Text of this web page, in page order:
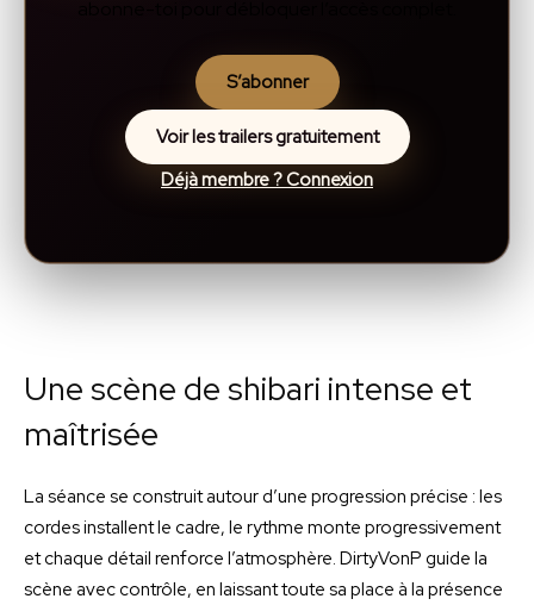
S’abonner
Voir les trailers gratuitement
Déjà membre ? Connexion
Une scène de shibari intense et
maîtrisée
La séance se construit autour d’une progression précise : les
cordes installent le cadre, le rythme monte progressivement
et chaque détail renforce l’atmosphère. DirtyVonP guide la
scène avec contrôle, en laissant toute sa place à la présence